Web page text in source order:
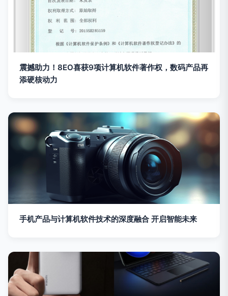
震撼助力！8EO喜获9项计算机软件著作权，数码产品再
添硬核动力
手机产品与计算机软件技术的深度融合 开启智能未来